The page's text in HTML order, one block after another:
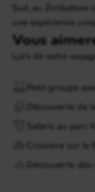
Sud, au
une expérience
Vous
Lors de votre
Petit groupe
Découverte de
Safaris au
Croisière sur
Découverte